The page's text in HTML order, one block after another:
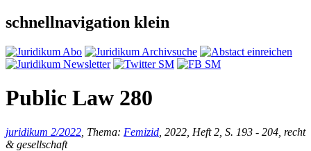
schnellnavigation klein
Public Law 280
juridikum 2/2022 , Thema: Femizid , 2022, Heft 2, S. 193 - 204, recht
& gesellschaft